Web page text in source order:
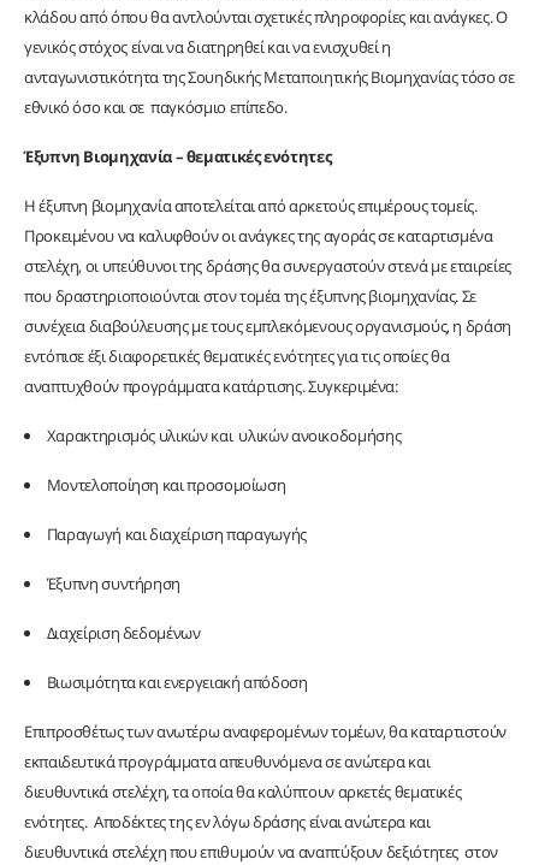
κλάδου από όπου θα αντλούνται σχετικές πληροφορίες και ανάγκες. Ο
γενικός στόχος είναι να διατηρηθεί και να ενισχυθεί η
ανταγωνιστικότητα της Σουηδικής Μεταποιητικής Βιομηχανίας τόσο σε
εθνικό όσο και σε παγκόσμιο επίπεδο.
Έξυπνη Βιομηχανία – θεματικές ενότητες
Η έξυπνη βιομηχανία αποτελείται από αρκετούς επιμέρους τομείς.
Προκειμένου να καλυφθούν οι ανάγκες της αγοράς σε καταρτισμένα
στελέχη, οι υπεύθυνοι της δράσης θα συνεργαστούν στενά με εταιρείες
που δραστηριοποιούνται στον τομέα της έξυπνης βιομηχανίας. Σε
συνέχεια διαβούλευσης με τους εμπλεκόμενους οργανισμούς, η δράση
εντόπισε έξι διαφορετικές θεματικές ενότητες για τις οποίες θα
αναπτυχθούν προγράμματα κατάρτισης. Συγκεριμένα:
Χαρακτηρισμός υλικών και υλικών ανοικοδοµήσης
Μοντελοποίηση και προσομοίωση
Παραγωγή και διαχείριση παραγωγής
Έξυπνη συντήρηση
Διαχείριση δεδομένων
Βιωσιμότητα και ενεργειακή απόδοση
Επιπροσθέτως των ανωτέρω αναφερομένων τομέων, θα καταρτιστούν
εκπαιδευτικά προγράμματα απευθυνόμενα σε ανώτερα και
διευθυντικά στελέχη, τα οποία θα καλύπτουν αρκετές θεματικές
ενότητες. Αποδέκτες της εν λόγω δράσης είναι ανώτερα και
διευθυντικά στελέχη που επιθυμούν να αναπτύξουν δεξιότητες στον